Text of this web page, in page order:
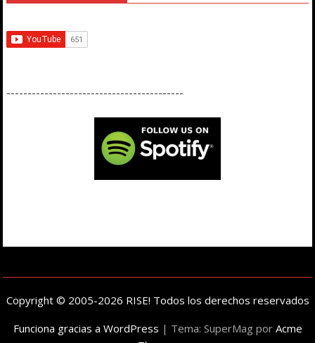
------------------------------------------
Copyright © 2005-2026 RISE! Todos los derechos reservados
Funciona gracias a WordPress | Tema: SuperMag por Acme